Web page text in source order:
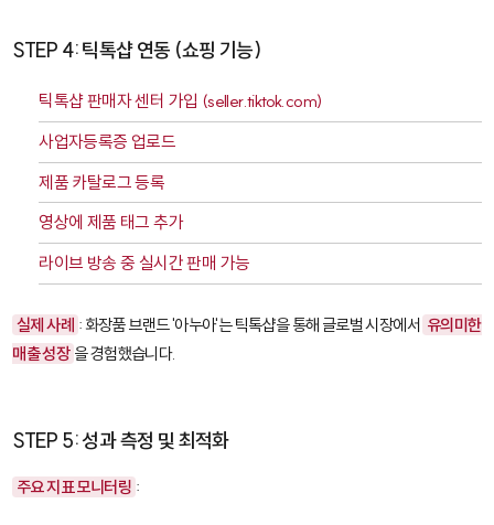
STEP 4: 틱톡샵 연동 (쇼핑 기능)
틱톡샵 판매자 센터 가입 (seller.tiktok.com)
사업자등록증 업로드
제품 카탈로그 등록
영상에 제품 태그 추가
라이브 방송 중 실시간 판매 가능
실제 사례 : 화장품 브랜드 '아누아'는 틱톡샵을 통해 글로벌 시장에서 유의미한
매출 성장 을 경험했습니다.
STEP 5: 성과 측정 및 최적화
주요 지표 모니터링 :